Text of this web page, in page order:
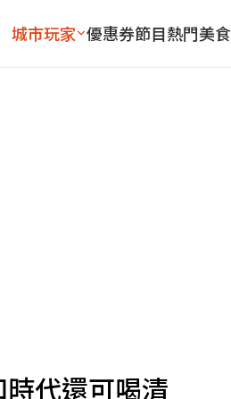
城市玩家 優惠券節目熱門美食
代還可喝清